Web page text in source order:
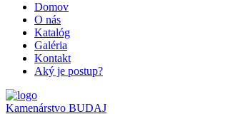
Domov
O nás
Katalóg
Galéria
Kontakt
Aký je postup?
Kamenárstvo BUDAJ